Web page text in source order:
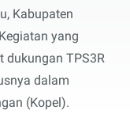
Kabupaten
yang
dukungan TPS3R
dalam
(Kopel).